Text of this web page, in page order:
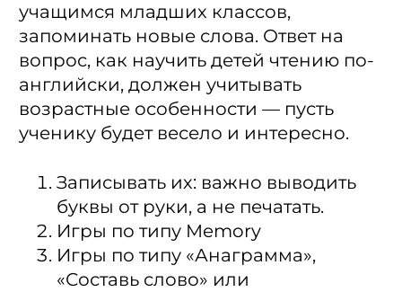
учащимся младших классов,
запоминать новые слова. Ответ на
вопрос, как научить детей чтению по-
английски, должен учитывать
возрастные особенности — пусть
ученику будет весело и интересно.
Записывать их: важно выводить
буквы от руки, а не печатать.
Игры по типу Memory
Игры по типу «Анаграмма»,
«Составь слово» или